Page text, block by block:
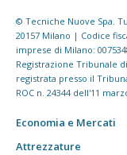
© Tecniche Nuove Spa.
20157 Milano | Codice
imprese di Milano:
Registrazione Tribunale
registrata presso il
ROC n. 24344 dell'11
Economia e Mercati
Attrezzature